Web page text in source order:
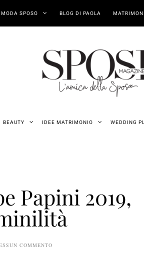
MODA SPOSO BLOG DI PAOLA
BEAUTY IDEE MATRIMONIO WEDDING
Papini 2019,
COMMENTO